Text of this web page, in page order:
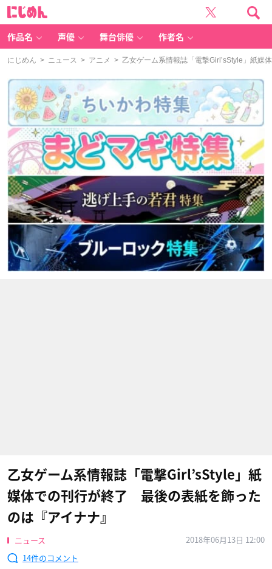
作品名 声優 舞台俳優 作者名
にじめん > ニュース > アニメ > 乙女ゲーム系情報誌「電撃Girl’sStyle」紙
乙女ゲーム系情報誌「電撃Girl’sStyle」紙
媒体での刊行が終了 最後の表紙を飾った
のは『アイナナ』
ニュース
2018年06月13日 12:00
14